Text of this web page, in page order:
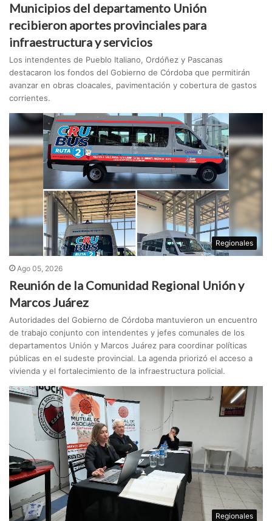
Municipios del departamento Unión
recibieron aportes provinciales para
infraestructura y servicios
Los intendentes de Pueblo Italiano, Ordóñez y Pascanas
destacaron los fondos del Gobierno de Córdoba que permitirán
avanzar en obras cloacales, pavimentación y cobertura de gastos
corrientes.
Regionales
Ago 05, 2026
Reunión de la Comunidad Regional Unión y
Marcos Juárez
Autoridades del Gobierno de Córdoba mantuvieron un encuentro
de trabajo conjunto con intendentes y jefes comunales de los
departamentos Unión y Marcos Juárez para coordinar políticas
públicas en el sudeste provincial. La agenda priorizó el acceso a
vivienda y el fortalecimiento de la infraestructura policial.
Regionales